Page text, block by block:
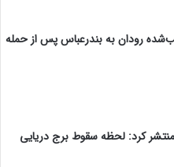
رودان به بندرعباس پس از حمله
کرد: لحظه سقوط برج دریایی